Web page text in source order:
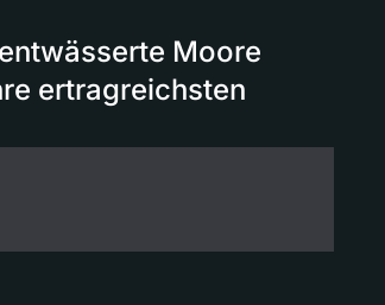
Moore
ertragreichsten